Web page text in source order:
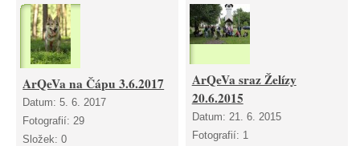
ArQeVa na Čápu 3.6.2017
Datum:5. 6. 2017
Fotografií:29
Složek:0
ArQeVa sraz Želízy
20.6.2015
Datum: 21. 6. 2015
Fotografií: 1